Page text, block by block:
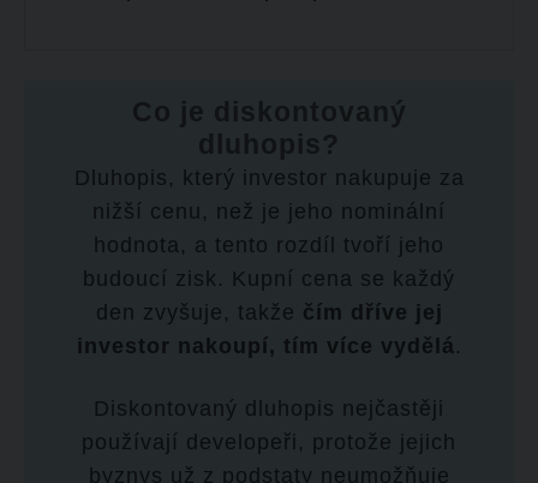
Co je diskontovaný
dluhopis?
Dluhopis, který investor nakupuje za
nižší cenu, než je jeho nominální
hodnota, a tento rozdíl tvoří jeho
budoucí zisk. Kupní cena se každý
den zvyšuje, takže čím dříve jej
investor nakoupí, tím více vydělá .
Diskontovaný dluhopis nejčastěji
používají developeři, protože jejich
byznys už z podstaty neumožňuje